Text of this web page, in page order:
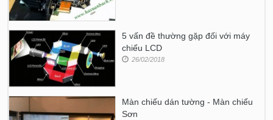
5 vấn đề thường gặp đối với máy
chiếu LCD
26/02/2018
Màn chiếu dán tường - Màn chiếu
Sơn